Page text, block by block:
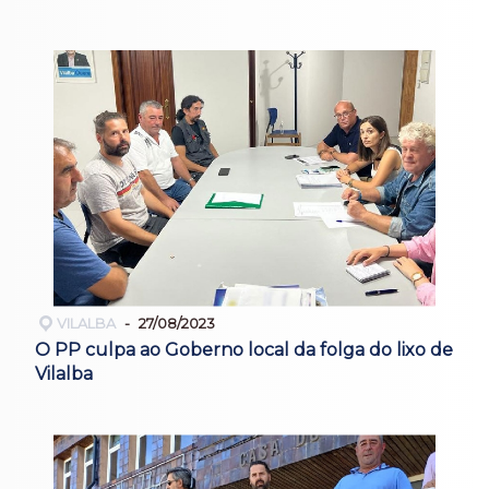
VILALBA 27/08/2023
O PP culpa ao Goberno local da folga do lixo de
Vilalba